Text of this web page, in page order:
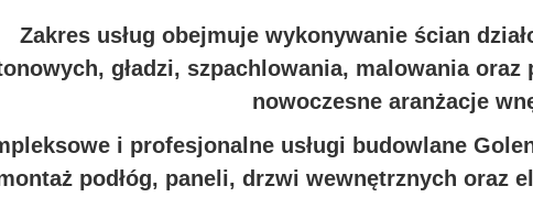
Zakres usług obejmuje wykonywanie ścian
gładzi, szpachlowania, malowania
nowoczesne aranżacje
i profesjonalne usługi budowlane
podłóg, paneli, drzwi wewnętrznych oraz